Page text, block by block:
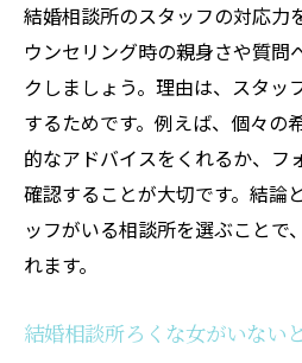
結婚相談所のスタッフの対応力
ウンセリング時の親身さや質問
クしましょう。理由は、スタッ
するためです。例えば、個々の
的なアドバイスをくれるか、フ
確認することが大切です。結論
ッフがいる相談所を選ぶことで
れます。
結婚相談所ろくな女がいない